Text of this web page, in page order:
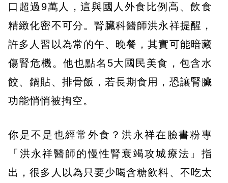
口超過9萬人，這與國人外食比例高、飲食
精緻化密不可分。腎臟科醫師洪永祥提醒，
許多人習以為常的午、晚餐，其實可能暗藏
傷腎危機。他也點名5大國民美食，包含水
餃、鍋貼、排骨飯，若長期食用，恐讓腎臟
功能悄悄被掏空。
你是不是也經常外食？洪永祥在臉書粉專
「洪永祥醫師的慢性腎衰竭攻城療法」指
出，很多人以為只要少喝含糖飲料、不吃太